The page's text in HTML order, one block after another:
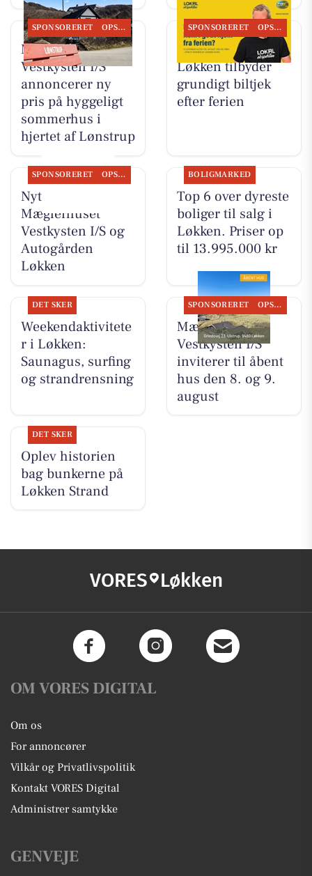
SPONSORERET OPSLAGSTAVLEN
Mæglerhuset
Vestkysten I/S
annoncerer ny
pris på hyggeligt
sommerhus i
hjertet af Lønstrup
SPONSORERET OPSLAGSTAVLEN
Autogården
Løkken tilbyder
grundigt biltjek
efter ferien
SPONSORERET OPSLAGSTAVLEN
Nyt fra
Mæglerhuset
Vestkysten I/S og
Autogården
Løkken
BOLIGMARKED
Top 6 over dyreste
boliger til salg i
Løkken. Priser op
til 13.995.000 kr
DET SKER
Weekendaktivitete
r i Løkken:
Saunagus, surfing
og strandrensning
SPONSORERET OPSLAGSTAVLEN
Mæglerhuset
Vestkysten I/S
inviterer til åbent
hus den 8. og 9.
august
DET SKER
Oplev historien
bag bunkerne på
Løkken Strand
VORES Løkken
OM VORES DIGITAL
Om os
For annoncører
Vilkår og Privatlivspolitik
Kontakt VORES Digital
Administrer samtykke
GENVEJE